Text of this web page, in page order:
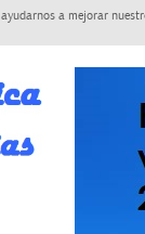
a mejorar